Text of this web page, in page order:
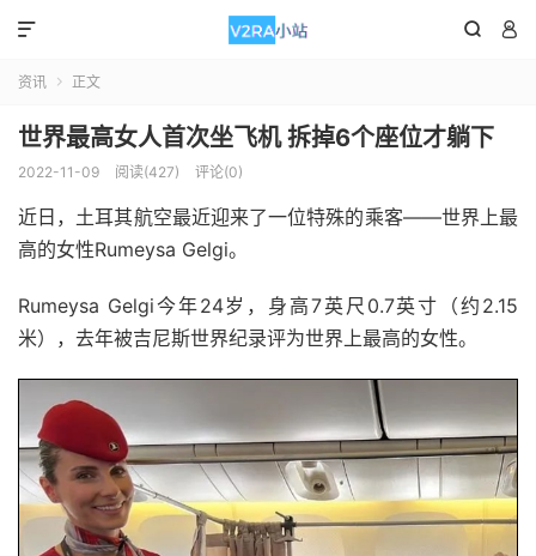
 

资讯  正文
世界最高女人首次坐飞机 拆掉6个座位才躺下
2022-11-09 阅读(427) 评论(0)
近日，土耳其航空最近迎来了一位特殊的乘客——世界上最
高的女性Rumeysa Gelgi。
Rumeysa Gelgi今年24岁，身高7英尺0.7英寸（约2.15
米），去年被吉尼斯世界纪录评为世界上最高的女性。